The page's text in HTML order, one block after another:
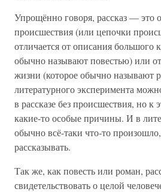
Упрощённо говоря, рассказ — это
происшествия (или цепочки
отличается от описания большого
обычно называют повестью) или
жизни (которое обычно называют
литературного эксперимента
в рассказе без происшествия, но
какие-то особые причины. И в
обычно всё-таки что-то
рассказывать.
Так же, как повесть или роман,
свидетельствовать о целой